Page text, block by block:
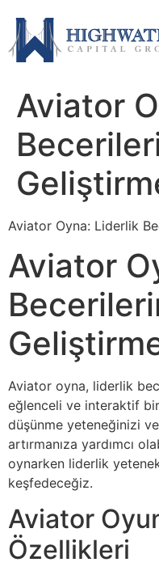
Aviator
Aviator Oyna: Liderlik
Aviator
Aviator oyna, liderlik
eğlenceli ve interaktif
düşünme yeteneğinizi
artırmanıza yardımcı
oynarken liderlik
keşfedeceğiz.
Aviator
Özellikleri